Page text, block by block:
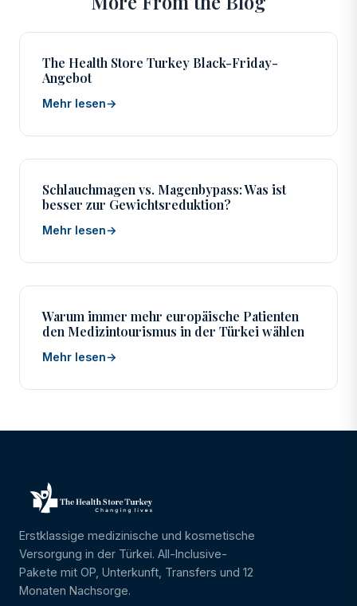
The Health Store Turkey Black-Friday-
Angebot
Mehr lesen→
Schlauchmagen vs. Magenbypass: Was ist
besser zur Gewichtsreduktion?
Mehr lesen→
Warum immer mehr europäische Patienten
den Medizintourismus in der Türkei wählen
Mehr lesen→
Erstklassige medizinische und kosmetische
Versorgung in der Türkei. All-Inclusive-
Pakete mit OP, Unterkunft, Transfers und 12
Monaten Nachsorge.